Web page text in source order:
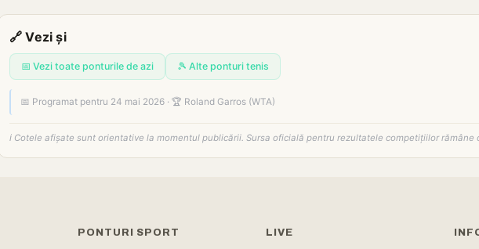
🔗 Vezi și
📅 Vezi toate ponturile de azi 🎾 Alte ponturi tenis
📅 Programat pentru 24 mai 2026 · 🏆 Roland Garros (WTA)
ℹ️ Cotele afișate sunt orientative la momentul publicării. Sursa oficială pentru rezultatele competițiilor rămâne
PONTURI SPORT LIVE